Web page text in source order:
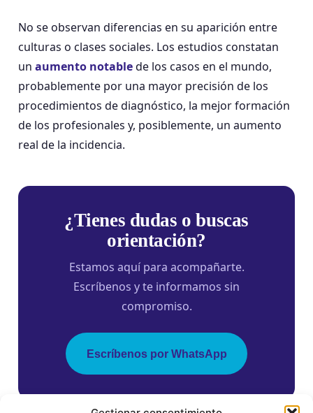
No se observan diferencias en su aparición entre
culturas o clases sociales. Los estudios constatan
un aumento notablede los casos en el mundo,
probablemente por una mayor precisión de los
procedimientos de diagnóstico, la mejor formación
de los profesionales y, posiblemente, un aumento
real de la incidencia.
¿Tienes dudas o buscas
orientación?
Estamos aquí para acompañarte.
Escríbenos y te informamos sin
compromiso.
Escríbenos por WhatsApp